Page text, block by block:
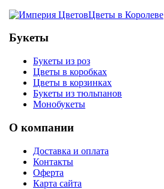
Цветы в Королеве
Букеты
Букеты из роз
Цветы в коробках
Цветы в корзинках
Букеты из тюльпанов
Монобукеты
О компании
Доставка и оплата
Контакты
Оферта
Карта сайта